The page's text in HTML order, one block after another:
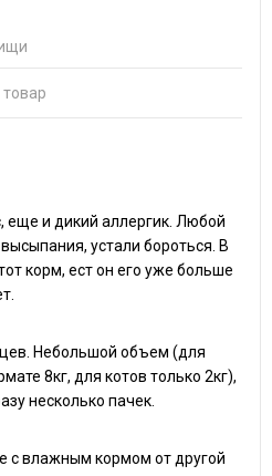
еще и дикий аллергик. Любой
устали бороться. В
корм, ест он его уже больше
Небольшой объем (для
8кг, для котов только 2кг),
несколько пачек.
влажным кормом от другой